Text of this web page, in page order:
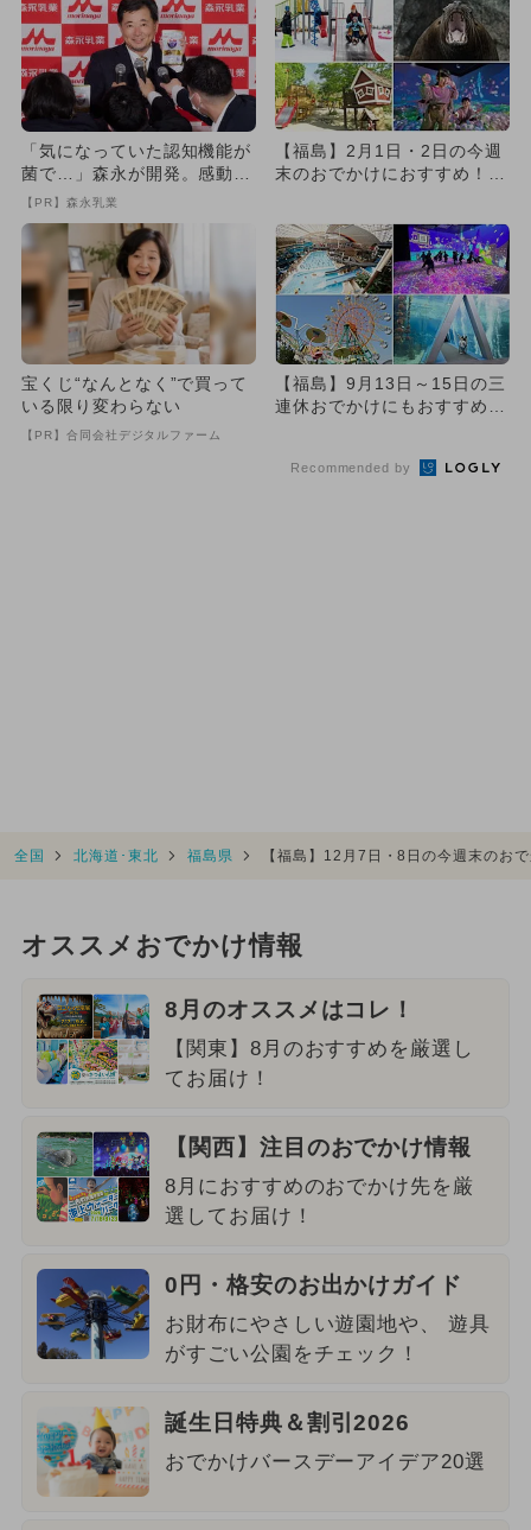
「気になっていた認知機能が
菌で…」森永が開発。感動の
70代続出
【PR】森永乳業
【福島】2月1日・2日の今週
末のおでかけにおすすめ！人
宝くじ“なんとなく”で買って
いる限り変わらない
【PR】合同会社デジタルファーム
【福島】9月13日～15日の三
連休おでかけにもおすすめ！
Recommended by
全国 北海道･東北 福島県 【福島】12月7日・8日の今週末のお
オススメおでかけ情報
8月のオススメはコレ！
【関東】8月のおすすめを厳選し
てお届け！
【関西】注目のおでかけ情報
8月におすすめのおでかけ先を厳
選してお届け！
0円・格安のお出かけガイド
お財布にやさしい遊園地や、 遊具
がすごい公園をチェック！
誕生日特典＆割引2026
おでかけバースデーアイデア20選